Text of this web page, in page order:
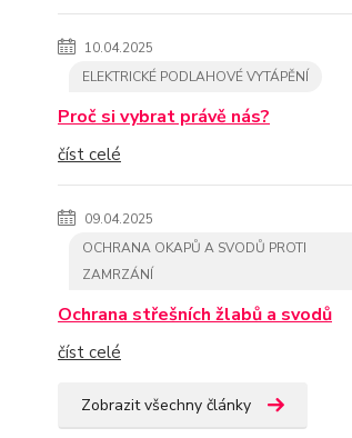
10.04.2025
ELEKTRICKÉ PODLAHOVÉ VYTÁPĚNÍ
Proč si vybrat právě nás?
číst celé
09.04.2025
OCHRANA OKAPŮ A SVODŮ PROTI
ZAMRZÁNÍ
Ochrana střešních žlabů a svodů
číst celé
Zobrazit všechny články